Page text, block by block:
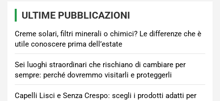
ULTIME PUBBLICAZIONI
Creme solari, filtri minerali o chimici? Le differenze che è
utile conoscere prima dell’estate
Sei luoghi straordinari che rischiano di cambiare per
sempre: perché dovremmo visitarli e proteggerli
Capelli Lisci e Senza Crespo: scegli i prodotti adatti per